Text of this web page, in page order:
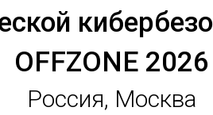
OFFZONE 2026
Россия, Москва